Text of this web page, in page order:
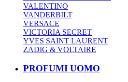
VALENTINO
VANDERBILT
VERSACE
VICTORIA SECRET
YVES SAINT LAURENT
ZADIG & VOLTAIRE
PROFUMI UOMO